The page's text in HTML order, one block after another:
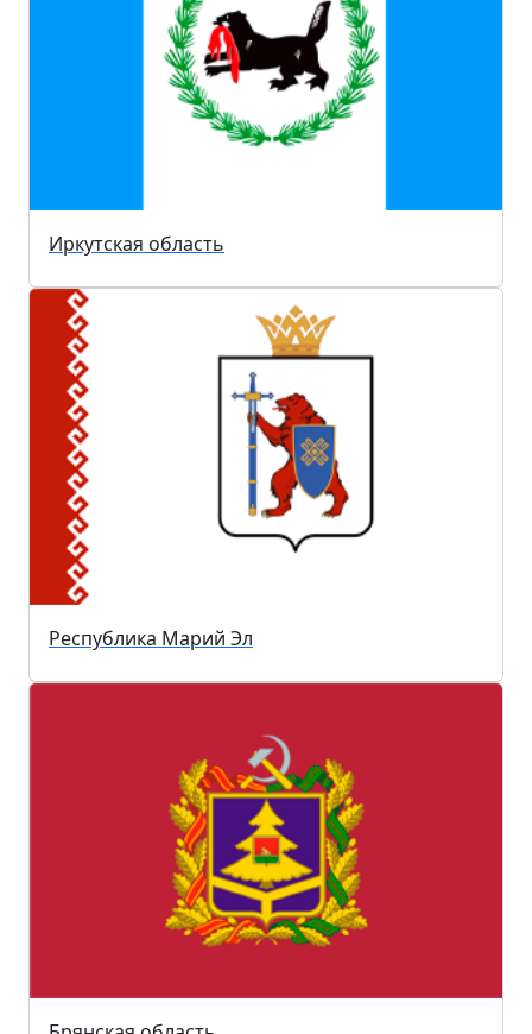
Иркутская область
Республика Марий Эл